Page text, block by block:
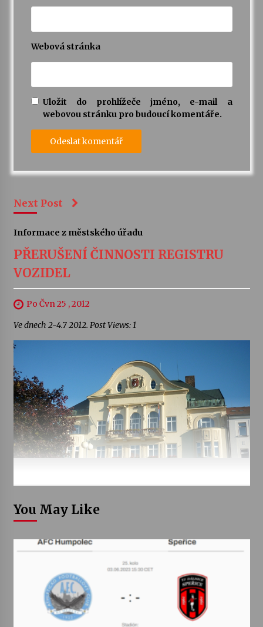
Webová stránka
Uložit do prohlížeče jméno, e-mail a
webovou stránku pro budoucí komentáře.
Next Post
Informace z městského úřadu
PŘERUŠENÍ ČINNOSTI REGISTRU
VOZIDEL
Po Čvn 25 , 2012
Ve dnech 2-4.7 2012. Post Views: 1
You May Like